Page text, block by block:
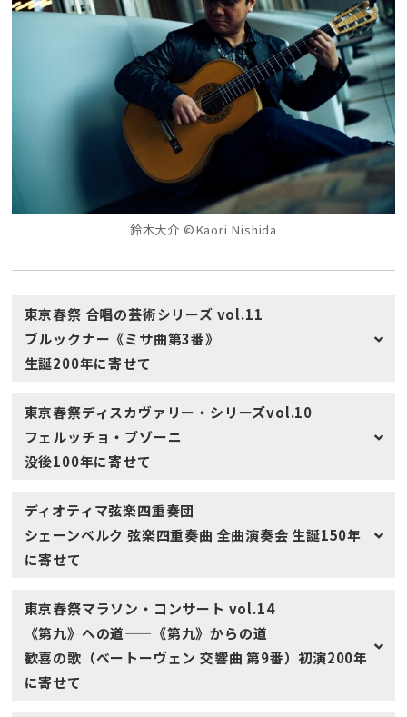
鈴木大介 ©Kaori Nishida
東京春祭 合唱の芸術シリーズ vol.11
ブルックナー《ミサ曲第3番》
生誕200年に寄せて
東京春祭ディスカヴァリー・シリーズvol.10
フェルッチョ・ブゾーニ
没後100年に寄せて
ディオティマ弦楽四重奏団
シェーンベルク 弦楽四重奏曲 全曲演奏会 生誕150年
に寄せて
東京春祭マラソン・コンサート vol.14
《第九》への道——《第九》からの道
歓喜の歌（ベートーヴェン 交響曲 第9番）初演200年
に寄せて